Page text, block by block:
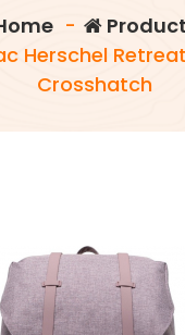
- Product
Herschel
Crosshatch